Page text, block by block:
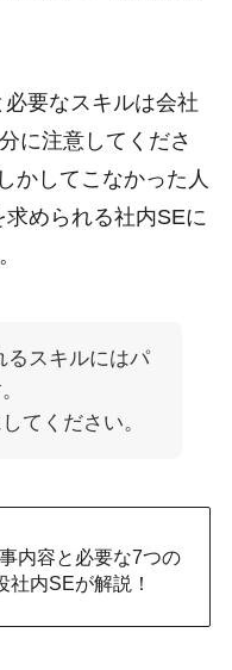
要なスキルは会社
に注意してくださ
かしてこなかった人
められる社内SEに
るスキルにはパ
てください。
内容と必要な7つの
社内SEが解説！